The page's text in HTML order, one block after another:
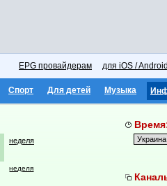
EPG провайдерам для iOS /
Спорт Для детей Музыка
неделя
неделя